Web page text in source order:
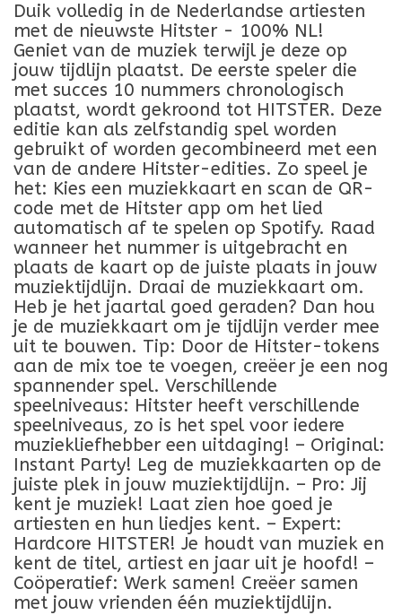
Duik volledig in de Nederlandse artiesten
met de nieuwste Hitster - 100% NL!
Geniet van de muziek terwijl je deze op
jouw tijdlijn plaatst. De eerste speler die
met succes 10 nummers chronologisch
plaatst, wordt gekroond tot HITSTER. Deze
editie kan als zelfstandig spel worden
gebruikt of worden gecombineerd met een
van de andere Hitster-edities. Zo speel je
het: Kies een muziekkaart en scan de QR-
code met de Hitster app om het lied
automatisch af te spelen op Spotify. Raad
wanneer het nummer is uitgebracht en
plaats de kaart op de juiste plaats in jouw
muziektijdlijn. Draai de muziekkaart om.
Heb je het jaartal goed geraden? Dan hou
je de muziekkaart om je tijdlijn verder mee
uit te bouwen. Tip: Door de Hitster-tokens
aan de mix toe te voegen, creëer je een nog
spannender spel. Verschillende
speelniveaus: Hitster heeft verschillende
speelniveaus, zo is het spel voor iedere
muziekliefhebber een uitdaging! – Original:
Instant Party! Leg de muziekkaarten op de
juiste plek in jouw muziektijdlijn. – Pro: Jij
kent je muziek! Laat zien hoe goed je
artiesten en hun liedjes kent. – Expert:
Hardcore HITSTER! Je houdt van muziek en
kent de titel, artiest en jaar uit je hoofd! –
Coöperatief: Werk samen! Creëer samen
met jouw vrienden één muziektijdlijn.